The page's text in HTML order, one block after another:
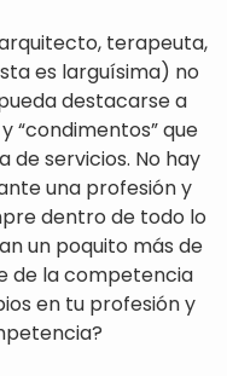
terapeuta,
es larguísima) no
destacarse a
“condimentos” que
de servicios. No hay
una profesión y
dentro de todo lo
un poquito más de
de la competencia
en tu profesión y